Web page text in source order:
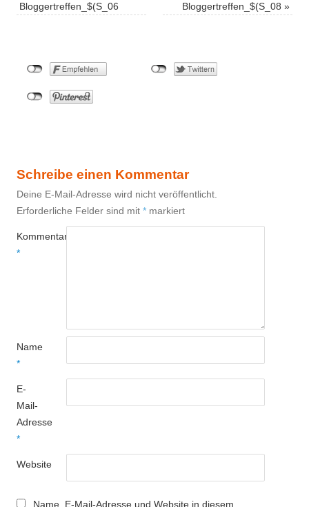
Bloggertreffen_$(S_06
Bloggertreffen_$(S_08 »
Schreibe einen Kommentar
Deine E-Mail-Adresse wird nicht veröffentlicht.
Erforderliche Felder sind mit * markiert
Kommentar
*
Name
*
E-
Mail-
Adresse
*
Website
Name, E-Mail-Adresse und Website in diesem